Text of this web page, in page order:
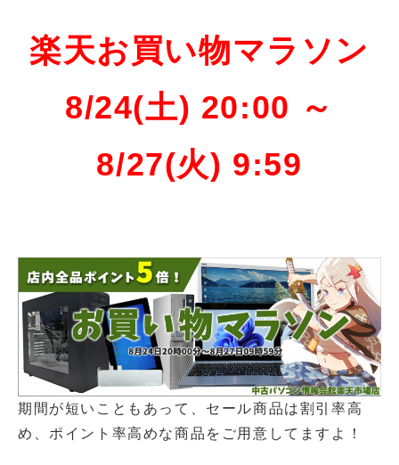
楽天お買い物マラソン
8/24(土) 20:00 ～
8/27(火) 9:59
期間が短いこともあって、セール商品は割引率高
め、ポイント率高めな商品をご用意してますよ！